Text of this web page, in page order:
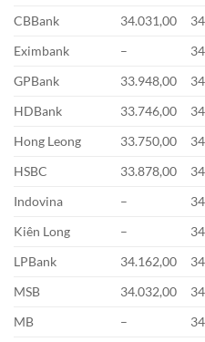
CBBank 34.031,00
Eximbank
–
GPBank
33.948,00
HDBank
33.746,00
Hong Leong
33.750,00
HSBC
33.878,00
Indovina
–
Kiên Long
–
LPBank
34.162,00
MSB
34.032,00
MB
–